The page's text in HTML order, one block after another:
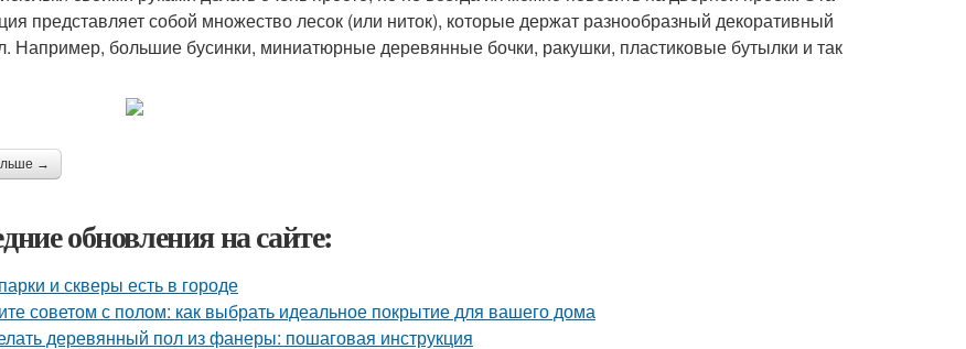
представляет собой множество лесок (или ниток), которые держат разнообразный декоративный
Например, большие бусинки, миниатюрные деревянные бочки, ракушки, пластиковые бутылки и так
→
обновления на сайте:
и скверы есть в городе
советом с полом: как выбрать идеальное покрытие для вашего дома
деревянный пол из фанеры: пошаговая инструкция